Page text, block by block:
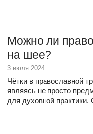
Можно ли
на шее?
3 июля 2024
Чётки в православной
являясь не просто
для духовной